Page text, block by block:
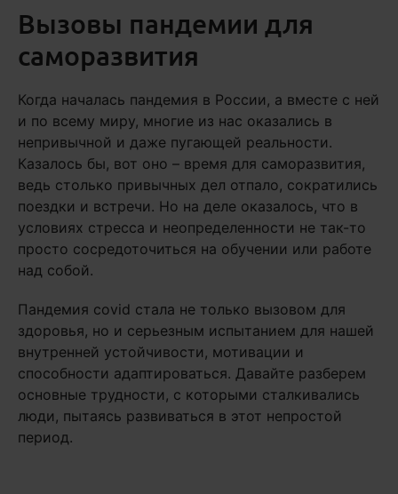
Вызовы пандемии для
саморазвития
Когда началась пандемия в России, а вместе с ней
и по всему миру, многие из нас оказались в
непривычной и даже пугающей реальности.
Казалось бы, вот оно – время для саморазвития,
ведь столько привычных дел отпало, сократились
поездки и встречи. Но на деле оказалось, что в
условиях стресса и неопределенности не так-то
просто сосредоточиться на обучении или работе
над собой.
Пандемия covid стала не только вызовом для
здоровья, но и серьезным испытанием для нашей
внутренней устойчивости, мотивации и
способности адаптироваться. Давайте разберем
основные трудности, с которыми сталкивались
люди, пытаясь развиваться в этот непростой
период.